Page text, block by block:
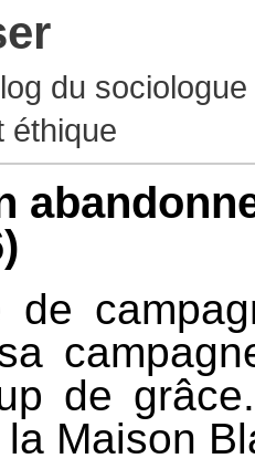
du
éthique
de
de
la Maison